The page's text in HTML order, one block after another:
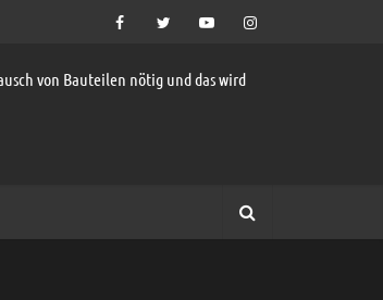
von Bauteilen nötig und das wird